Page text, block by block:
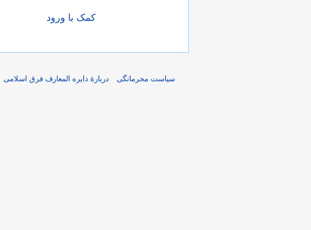
کمک با ورود
سیاست محرمانگی دربارهٔ دایره المعارف فرق اسلامی